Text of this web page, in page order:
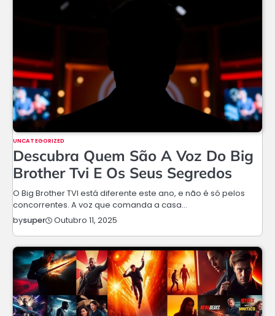
UNCATEGORIZED
Descubra Quem São A Voz Do Big
Brother Tvi E Os Seus Segredos
O Big Brother TVI está diferente este ano, e não é só pelos
concorrentes. A voz que comanda a casa…
bysuper Outubro 11, 2025